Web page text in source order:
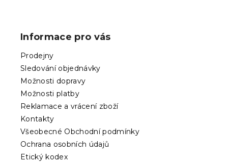
Informace pro vás
Prodejny
Sledování objednávky
Možnosti dopravy
Možnosti platby
Reklamace a vrácení zboží
Kontakty
Všeobecné Obchodní podmínky
Ochrana osobních údajů
Etický kodex